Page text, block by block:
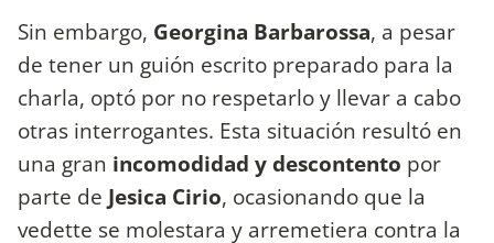
Sin embargo, Georgina Barbarossa, a pesar
de tener un guión escrito preparado para la
charla, optó por no respetarlo y llevar a cabo
otras interrogantes. Esta situación resultó en
una gran incomodidad y descontento por
parte de Jesica Cirio, ocasionando que la
vedette se molestara y arremetiera contra la